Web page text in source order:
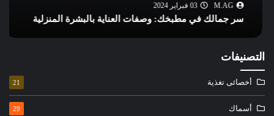
M.AG
03 فبراير 2024
سر جمالك في مطبخك: وصفات العناية بالبشرة المنزلية
التصنيفات
أخصائى تغذية 21
أسماك 29